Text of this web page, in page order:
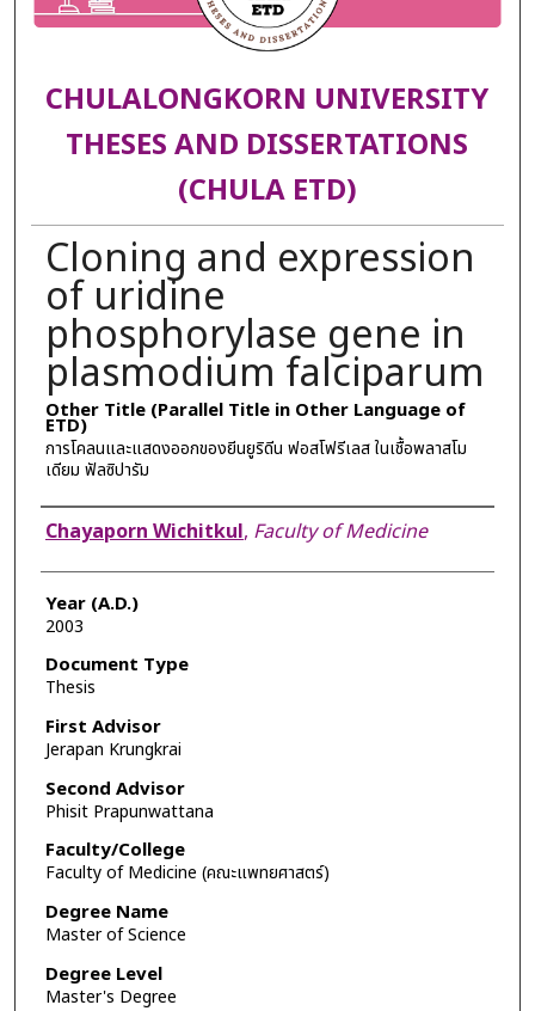
CHULALONGKORN UNIVERSITY
THESES AND DISSERTATIONS
(CHULA ETD)
Cloning and expression
of uridine
phosphorylase gene in
plasmodium falciparum
Other Title (Parallel Title in Other Language of
ETD)
การโคลนและแสดงออกของยีนยูริดีน ฟอสโฟรีเลส ในเชื้อพลาสโม
เดียม ฟัลซิปารัม
Author
Chayaporn Wichitkul, Faculty of Medicine
Year (A.D.)
2003
Document Type
Thesis
First Advisor
Jerapan Krungkrai
Second Advisor
Phisit Prapunwattana
Faculty/College
Faculty of Medicine (คณะแพทยศาสตร์)
Degree Name
Master of Science
Degree Level
Master's Degree